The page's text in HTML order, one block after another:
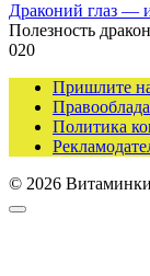
Драконий глаз —
Полезность
020
Пришлите
Политика
© 2026 Витаминки